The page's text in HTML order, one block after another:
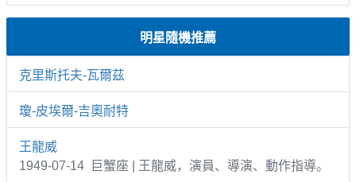
明星隨機推薦
克里斯托夫-瓦爾茲
瓊-皮埃爾-吉奧耐特
王龍威
1949-07-14 巨蟹座 | 王龍威，演員、導演、動作指導。